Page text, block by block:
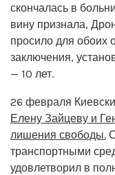
скончалась в
вину признала,
просило для обоих
заключения,
— 10 лет.
26 февраля
Елену Зайцеву и
лишения свободы.
транспортными
удовлетворил в